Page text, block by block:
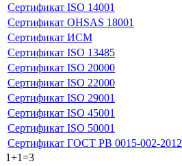
Сертификат ISO 14001
Сертификат OHSAS 18001
Сертификат ИСМ
Сертификат ISO 13485
Сертификат ISO 20000
Сертификат ISO 22000
Сертификат ISO 29001
Сертификат ISO 45001
Сертификат ISO 50001
Сертификат ГОСТ РВ 0015-002-2012
1+1=3